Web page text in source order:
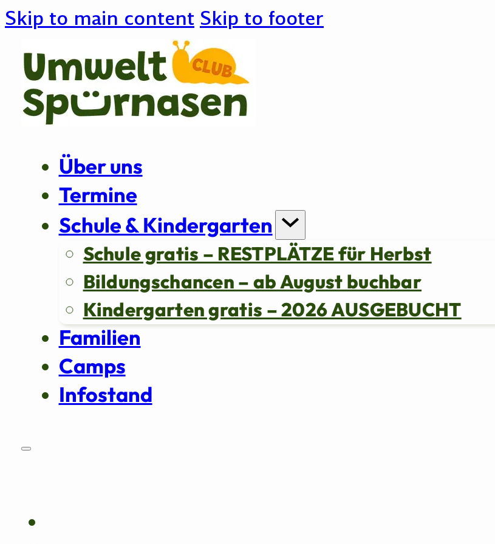
Skip to main content Skip to footer
Über uns
Termine
Schule & Kindergarten
Schule gratis – RESTPLÄTZE für Herbst
Bildungschancen – ab August buchbar
Kindergarten gratis – 2026 AUSGEBUCHT
Familien
Camps
Infostand